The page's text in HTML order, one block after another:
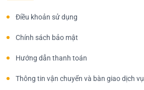
Điều khoản sử dụng
Chính sách bảo mật
Hướng dẫn thanh toán
Thông tin vận chuyển và bàn giao dịch vụ